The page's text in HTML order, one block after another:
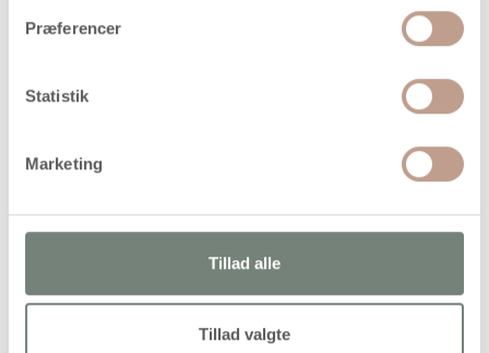
Præferencer
Statistik
Marketing
Tillad alle
Tillad valgte
260,00kr.
kr.ekskl. moms)
Din bestilling er først bindende,
når vi har bekræftet din ordre.